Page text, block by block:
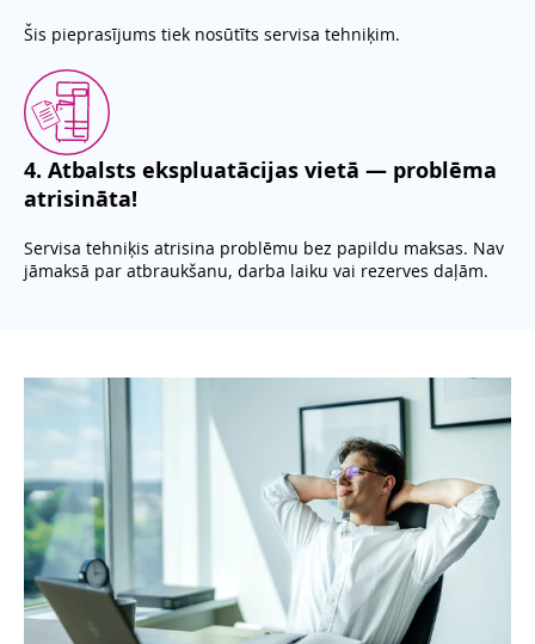
Šis pieprasījums tiek nosūtīts servisa tehniķim.
4. Atbalsts ekspluatācijas vietā — problēma
atrisināta!
Servisa tehniķis atrisina problēmu bez papildu maksas. Nav
jāmaksā par atbraukšanu, darba laiku vai rezerves daļām.